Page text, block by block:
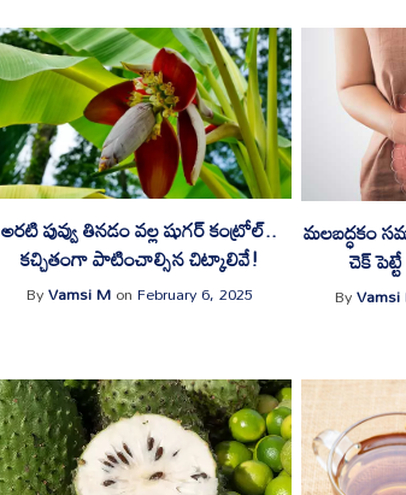
అరటి పువ్వు తినడం వల్ల షుగర్ కంట్రోల్..
కచ్చితంగా పాటించాల్సిన చిట్కాలివే!
ByVamsi MonFebruary 6, 2025
మలబద్ధకం
చెక్
By